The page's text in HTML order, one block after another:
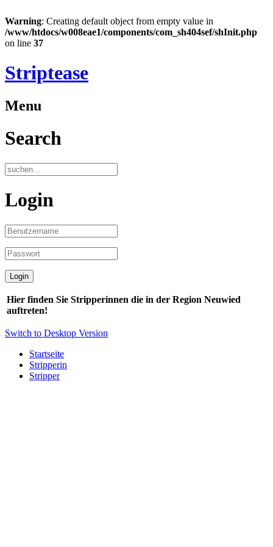
Warning: Creating default object from empty value in
/www/htdocs/w008eae1/components/com_sh404sef/shInit.php
on line 37
Striptease
Menu
Search
Login
Hier finden Sie Stripperinnen die in der Region Neuwied
auftreten!
Switch to Desktop Version
Startseite
Stripperin
Stripper